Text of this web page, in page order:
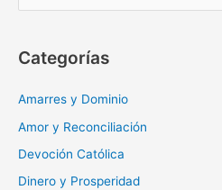
r
Categorías
Amarres y Dominio
Amor y Reconciliación
Devoción Católica
Dinero y Prosperidad